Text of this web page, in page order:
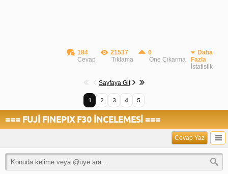
184
Cevap
21537
Tıklama
0
Öne Çıkarma
Daha
Fazla
İstatistik
Sayfaya Git
1 2 3 4 5
=== FUJİ FINEPIX F30 İNCELEMESİ ===
Cevap Yaz